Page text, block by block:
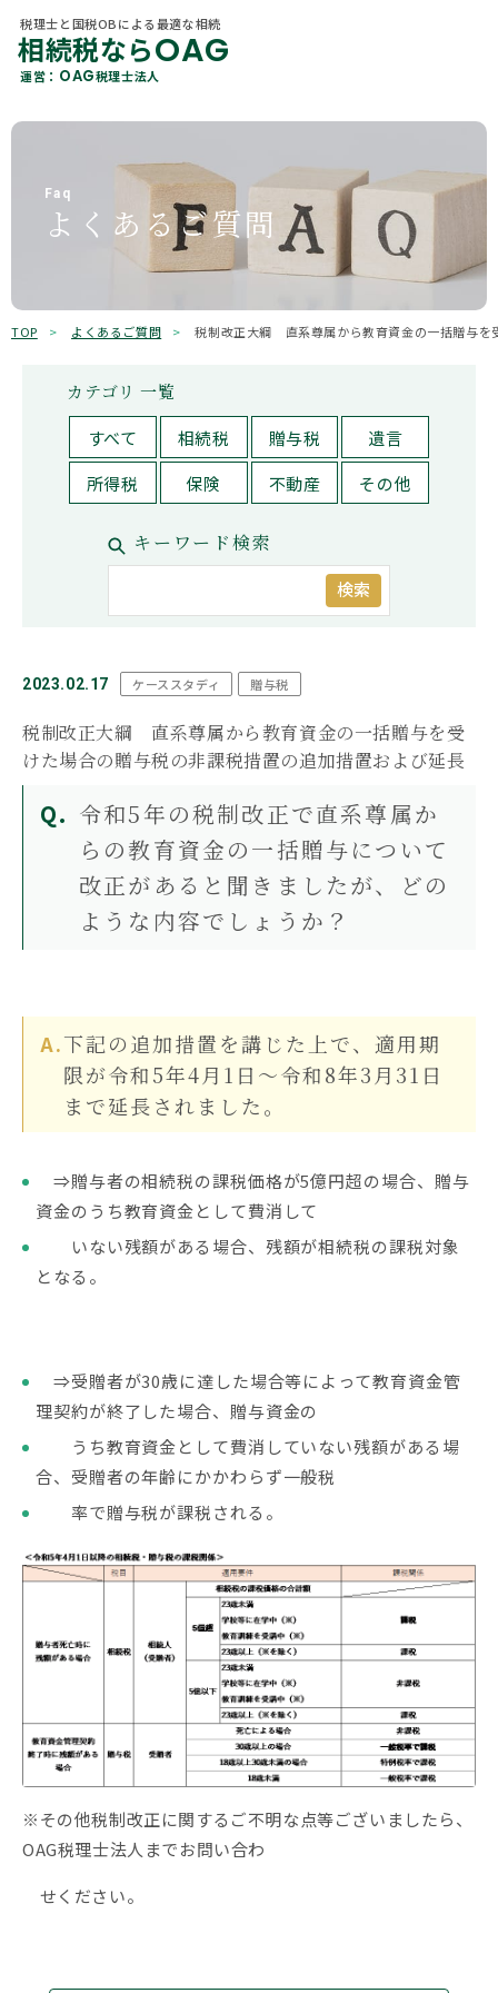
税理士と国税OBによる最適な相続
相続税ならOAG
運営： OAG税理士法人
税理士と国税OBによる最適な相続
相続税ならOAG
各種相続サービス
相続コラム
お客様の声
よくあるご質問
相続ガイド
カテゴリ 一覧
相続税
相続手続き
遺言
不動産
保険
贈与税
所得税
キーワード検索
検索
兄弟姉妹延滞税必要書類控除
相続税対策相続税早見表相続財産相続順位税務調査
おすすめ記事
遺言書より遺留分の権利の方が強
い！遺留分でもめない遺言の残し
先】手続きの内容と提出期限を解
説
偶者・子・兄弟姉妹の相続順位と
除外される場合
当社概要
税理士紹介
Office Information
事務所一覧
選ばれる理由
Faq
よくあるご質問
TOP よくあるご質問 税制改正大綱 直系尊属から教育資金の一括贈与を
カテゴリ 一覧
すべて
相続税 贈与税
遺言
所得税
保険 不動産 その他
キーワード検索
検索
2023.02.17 ケーススタディ 贈与税
税制改正大綱 直系尊属から教育資金の一括贈与を受
けた場合の贈与税の非課税措置の追加措置および延長
令和5年の税制改正で直系尊属か
らの教育資金の一括贈与について
改正があると聞きましたが、どの
ような内容でしょうか？
下記の追加措置を講じた上で、適用期
限が令和5年4月1日～令和8年3月31日
まで延長されました。
⇒贈与者の相続税の課税価格が5億円超の場合、贈与
資金のうち教育資金として費消して
いない残額がある場合、残額が相続税の課税対象
となる。
⇒受贈者が30歳に達した場合等によって教育資金管
理契約が終了した場合、贈与資金の
うち教育資金として費消していない残額がある場
合、受贈者の年齢にかかわらず一般税
率で贈与税が課税される。
※その他税制改正に関するご不明な点等ございましたら、
OAG税理士法人までお問い合わ
せください。